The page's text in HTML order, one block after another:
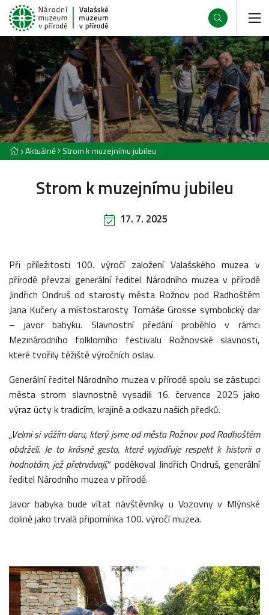
Aktuálně Strom k muzejnímu jubileu
Strom k muzejnímu jubileu
17. 7. 2025
Při příležitosti 100. výročí založení Valašského muzea v
přírodě převzal generální ředitel Národního muzea v přírodě
Jindřich Ondruš od starosty města Rožnov pod Radhoštěm
Jana Kučery a místostarosty Tomáše Grosse symbolický dar
– javor babyku. Slavnostní předání proběhlo v rámci
Mezinárodního folklorního festivalu Rožnovské slavnosti,
které tvořily těžiště výročních oslav.
Generální ředitel Národního muzea v přírodě spolu se zástupci
města strom slavnostně vysadili 16. července 2025 jako
výraz úcty k tradicím, krajině a odkazu našich předků.
„Velmi si vážím daru, který jsme od města Rožnov pod Radhoštěm
obdrželi. Je to krásné gesto, které vyjadřuje respekt k historii a
hodnotám, jež přetrvávají,“poděkoval Jindřich Ondruš, generální
ředitel Národního muzea v přírodě.
Javor babyka bude vítat návštěvníky u Vozovny v Mlýnské
dolině jako trvalá připomínka 100. výročí muzea.